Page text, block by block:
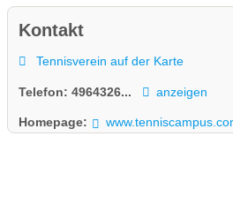
Kontakt
Tennisverein auf der Karte
Telefon: 4964326... anzeigen
Homepage: www.tenniscampus.com/